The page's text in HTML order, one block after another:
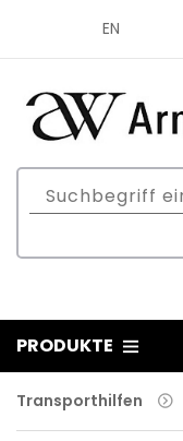
EN
PRODUKTE
Transporthilfen